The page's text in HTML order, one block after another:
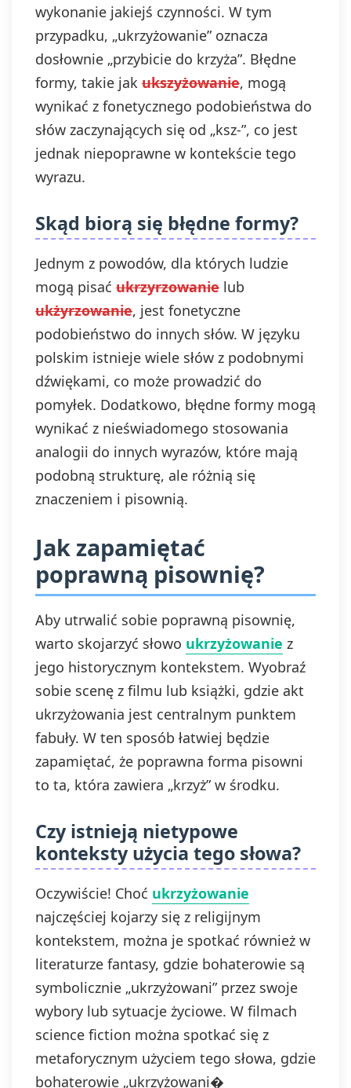
wykonanie jakiejś czynności. W tym
przypadku, „ukrzyżowanie” oznacza
dosłownie „przybicie do krzyża”. Błędne
formy, takie jak ukszyżowanie, mogą
wynikać z fonetycznego podobieństwa do
słów zaczynających się od „ksz-”, co jest
jednak niepoprawne w kontekście tego
wyrazu.
Skąd biorą się błędne formy?
Jednym z powodów, dla których ludzie
mogą pisać ukrzyrzowanie lub
ukżyrzowanie, jest fonetyczne
podobieństwo do innych słów. W języku
polskim istnieje wiele słów z podobnymi
dźwiękami, co może prowadzić do
pomyłek. Dodatkowo, błędne formy mogą
wynikać z nieświadomego stosowania
analogii do innych wyrazów, które mają
podobną strukturę, ale różnią się
znaczeniem i pisownią.
Jak zapamiętać
poprawną pisownię?
Aby utrwalić sobie poprawną pisownię,
warto skojarzyć słowo ukrzyżowanie z
jego historycznym kontekstem. Wyobraź
sobie scenę z filmu lub książki, gdzie akt
ukrzyżowania jest centralnym punktem
fabuły. W ten sposób łatwiej będzie
zapamiętać, że poprawna forma pisowni
to ta, która zawiera „krzyż” w środku.
Czy istnieją nietypowe
konteksty użycia tego słowa?
Oczywiście! Choć ukrzyżowanie
najczęściej kojarzy się z religijnym
kontekstem, można je spotkać również w
literaturze fantasy, gdzie bohaterowie są
symbolicznie „ukrzyżowani” przez swoje
wybory lub sytuacje życiowe. W filmach
science fiction można spotkać się z
metaforycznym użyciem tego słowa, gdzie
bohaterowie „ukrzyżowani�